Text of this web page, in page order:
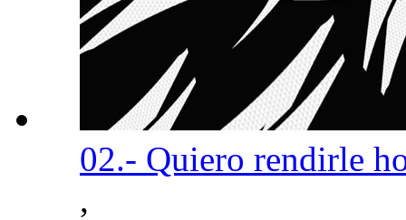
02.- Quiero rendirle
,